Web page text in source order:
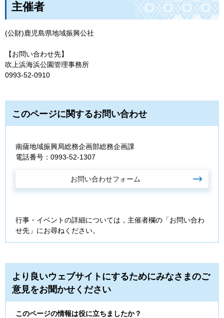
主催者
(公財)鹿児島県地域振興公社
【お問い合わせ先】
吹上浜海浜公園管理事務所
0993-52-0910
このページに関するお問い合わせ
南薩地域振興局総務企画部総務企画課
電話番号：0993-52-1307
行事・イベントの詳細については，主催者欄の「お問い合わ
せ先」にお尋ねください。
より良いウェブサイトにするためにみなさまのご
意見をお聞かせください
このページの情報は役に立ちましたか？